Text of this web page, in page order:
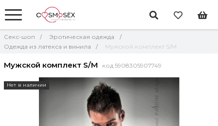
Секс-шоп
Эротическая одежда
Одежда из латекса и винила
Мужской комплект S/M
Мужской комплект S/M код 5908305907749
Нет в наличии